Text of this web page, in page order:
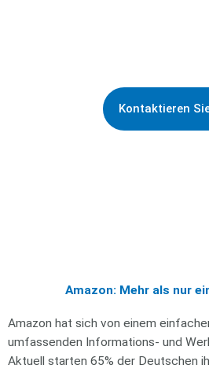
Kontaktieren
Amazon: Mehr als nur
Amazon hat sich von einem
umfassenden Informations- und
Aktuell starten 65% der Deutschen